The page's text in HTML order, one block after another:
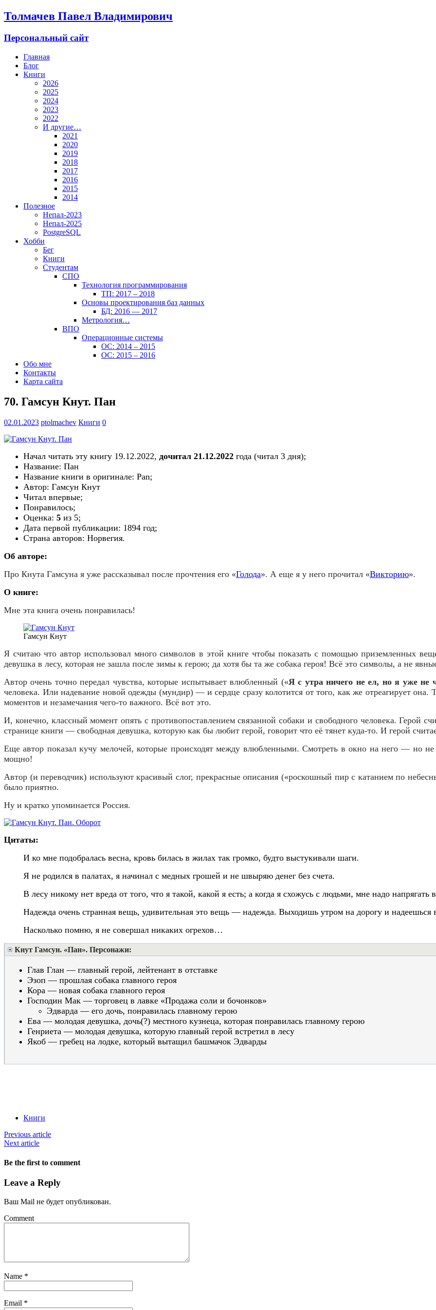
Толмачев Павел Владимирович
Персональный сайт
Главная
Блог
Книги
2026
2025
2024
2023
2022
И другие…
2021
2020
2019
2018
2017
2016
2015
2014
Полезное
Непал-2023
Непал-2025
PostgreSQL
Хобби
Бег
Книги
Студентам
СПО
Технология программирования
ТП: 2017 – 2018
Основы проектирования баз данных
БД: 2016 — 2017
Метрология…
ВПО
Операционные системы
ОС: 2014 – 2015
ОС: 2015 – 2016
Обо мне
Контакты
Карта сайта
70. Гамсун Кнут. Пан
02.01.2023 ptolmachev Книги 0
Начал читать эту книгу 19.12.2022, дочитал 21.12.2022 года (читал 3 дня);
Название: Пан
Название книги в оригинале: Pan;
Автор: Гамсун Кнут
Читал впервые;
Понравилось;
Оценка: 5 из 5;
Дата первой публикации: 1894 год;
Страна авторов: Норвегия.
Об авторе:
Про Кнута Гамсуна я уже рассказывал после прочтения его «Голода». А еще я у него прочитал «Викторию».
О книге:
Мне эта книга очень понравилась!
Гамсун Кнут
Я считаю что автор использовал много символов в этой книге чтобы показать с помощью приземленных
девушка в лесу, которая не зашла после зимы к герою; да хотя бы та же собака героя! Всё это символы, а не
Автор очень точно передал чувства, которые испытывает влюбленный («Я с утра ничего не ел, но я уже не
человека. Или надевание новой одежды (мундир) — и сердце сразу колотится от того, как же отреагирует она.
моментов и незамечания чего-то важного. Всё вот это.
И, конечно, классный момент опять с противопоставлением связанной собаки и свободного человека. Герой
странице книги — свободная девушка, которую как бы любит герой, говорит что её тянет куда-то. И герой
Еще автор показал кучу мелочей, которые происходят между влюбленными. Смотреть в окно на него — но
мощно!
Автор (и переводчик) используют красивый слог, прекрасные описания («роскошный пир с катанием по
было приятно.
Ну и кратко упоминается Россия.
Цитаты:
И ко мне подобралась весна, кровь билась в жилах так громко, будто выстукивали шаги.
Я не родился в палатах, я начинал с медных грошей и не швыряю денег без счета.
В лесу никому нет вреда от того, что я такой, какой я есть; а когда я схожусь с людьми, мне надо
Надежда очень странная вещь, удивительная это вещь — надежда. Выходишь утром на дорогу и надеешься
Насколько помню, я не совершал никаких огрехов…
Кнут Гамсун. «Пан». Персонажи:
Глав Глан — главный герой, лейтенант в отставке
Эзоп — прошлая собака главного героя
Кора — новая собака главного героя
Господин Мак — торговец в лавке «Продажа соли и бочонков»
Эдварда — его дочь, понравилась главному герою
Ева — молодая девушка, дочь(?) местного кузнеца, которая понравилась главному герою
Генриета — молодая девушка, которую главный герой встретил в лесу
Якоб — гребец на лодке, который вытащил башмачок Эдварды
Книги
Previous article
Next article
Be the first to comment
Leave a Reply
Ваш Mail не будет опубликован.
Comment
Name *
Email *